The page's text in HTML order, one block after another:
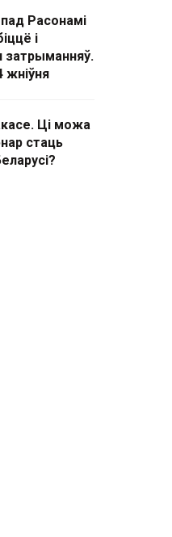
пад Расонамі
і
затрыманняў.
жніўня
Ці можа
стаць